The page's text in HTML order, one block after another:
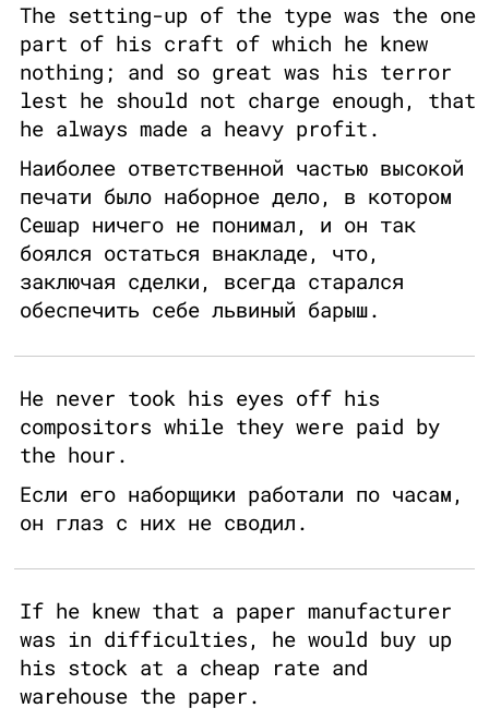
The setting-up of the type was the one
part of his craft of which he knew
nothing; and so great was his terror
lest he should not charge enough, that
he always made a heavy profit.
Наиболее ответственной частью высокой
печати было наборное дело, в котором
Сешар ничего не понимал, и он так
боялся остаться внакладе, что,
заключая сделки, всегда старался
обеспечить себе львиный барыш.
He never took his eyes off his
compositors while they were paid by
the hour.
Если его наборщики работали по часам,
он глаз с них не сводил.
If he knew that a paper manufacturer
was in difficulties, he would buy up
his stock at a cheap rate and
warehouse the paper.